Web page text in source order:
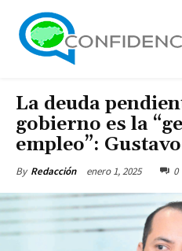
La deuda
gobierno es la
empleo”:
By Redacción enero 1, 2025 0